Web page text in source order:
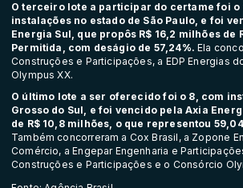
O terceiro lote a participar do certame foi o
instalações no estado de São Paulo, e foi
Energia Sul, que propôs R$ 16,2 milhões de
Permitida, com deságio de 57,24%.Ela
Construções e Participações, a EDP Energias
Olympus XX.
O último lote a ser oferecido foi o 8, com
Grosso do Sul, e foi vencido pela Axia
de R$ 10,8 milhões, o que representou
Também concorreram a Cox Brasil, a Zopone
Comércio, a Engepar Engenharia e
Construções e Participações e o Consórcio